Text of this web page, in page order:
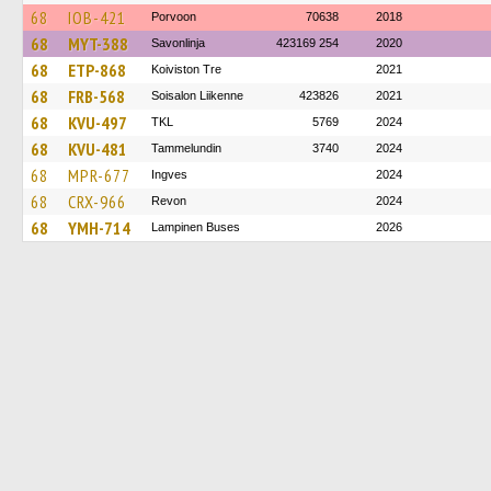
68
IOB-421 Porvoon 70638 2018
68 MYT-388 Savonlinja 423169 254 2020
68 ETP-868 Koiviston Tre 2021
68 FRB-568 Soisalon Liikenne 423826 2021
68 KVU-497 TKL 5769 2024
68 KVU-481 Tammelundin 3740 2024
68 MPR-677 Ingves 2024
68 CRX-966 Revon 2024
68 YMH-714 Lampinen Buses 2026